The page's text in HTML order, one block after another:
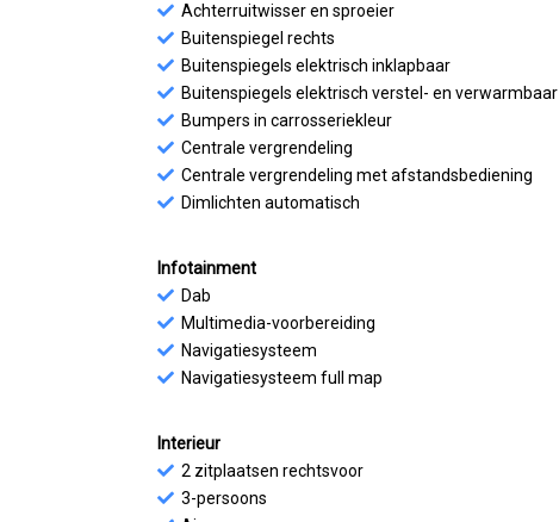
Achterruitwisser en sproeier
Buitenspiegel rechts
Buitenspiegels elektrisch inklapbaar
Buitenspiegels elektrisch verstel- en verwarmbaar
Bumpers in carrosseriekleur
Centrale vergrendeling
Centrale vergrendeling met afstandsbediening
Dimlichten automatisch
Infotainment
Dab
Multimedia-voorbereiding
Navigatiesysteem
Navigatiesysteem full map
Interieur
2 zitplaatsen rechtsvoor
3-persoons